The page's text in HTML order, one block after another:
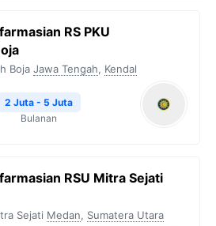
RS PKU
Boja Jawa Tengah, Kendal
2 Juta - 5 Juta
Bulanan
RSU Mitra Sejati
Sejati Medan, Sumatera Utara